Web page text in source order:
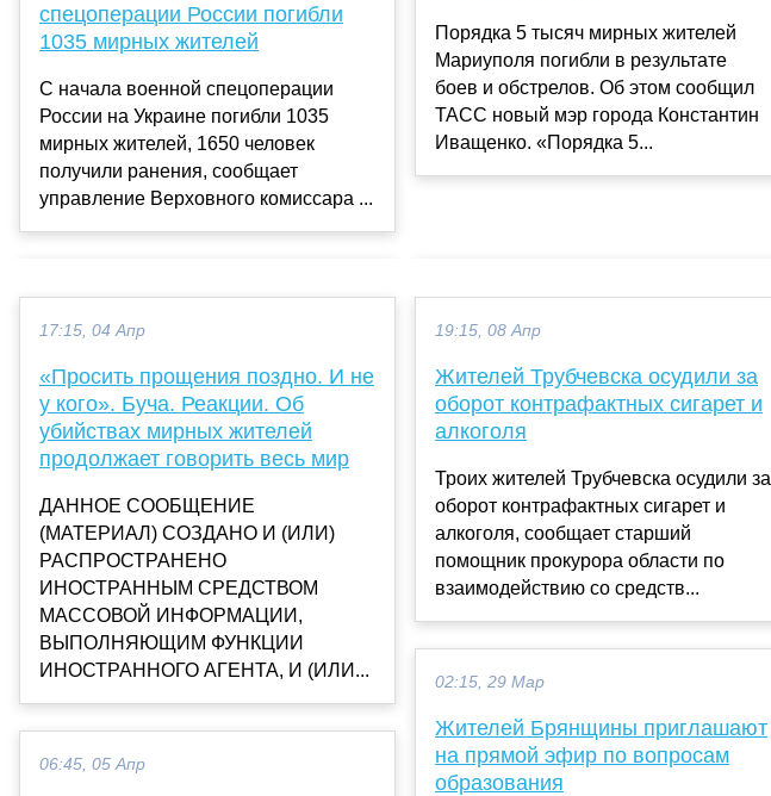
спецоперации России погибли
1035 мирных жителей
С начала военной спецоперации
России на Украине погибли 1035
мирных жителей, 1650 человек
получили ранения, сообщает
управление Верховного комиссара ...
Порядка 5 тысяч мирных жителей
Мариуполя погибли в результате
боев и обстрелов. Об этом сообщил
ТАСС новый мэр города Константин
Иващенко. «Порядка 5...
17:15, 04 Апр
«Просить прощения поздно. И не
у кого». Буча. Реакции. Об
убийствах мирных жителей
продолжает говорить весь мир
ДАННОЕ СООБЩЕНИЕ
(МАТЕРИАЛ) СОЗДАНО И (ИЛИ)
РАСПРОСТРАНЕНО
ИНОСТРАННЫМ СРЕДСТВОМ
МАССОВОЙ ИНФОРМАЦИИ,
ВЫПОЛНЯЮЩИМ ФУНКЦИИ
ИНОСТРАННОГО АГЕНТА, И (ИЛИ...
06:45, 05 Апр
19:15, 08 Апр
Жителей Трубчевска осудили за
оборот контрафактных сигарет и
алкоголя
Троих жителей Трубчевска осудили за
оборот контрафактных сигарет и
алкоголя, сообщает старший
помощник прокурора области по
взаимодействию со средств...
02:15, 29 Мар
Жителей Брянщины приглашают
на прямой эфир по вопросам
образования